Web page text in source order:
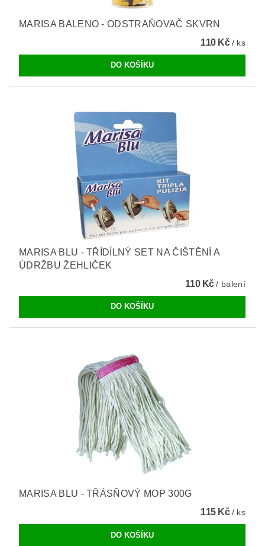
MARISA BALENO - ODSTRAŇOVAČ SKVRN
110 Kč/ ks
MARISA BLU - TŘÍDÍLNÝ SET NA ČIŠTĚNÍ A
ÚDRŽBU ŽEHLIČEK
110 Kč/ balení
MARISA BLU - TŘÁSŇOVÝ MOP 300G
115 Kč/ ks